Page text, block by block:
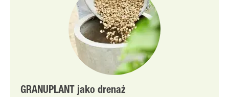
GRANUPLANT jako drenaż